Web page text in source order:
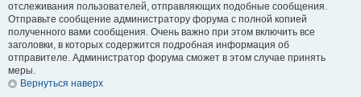
отслеживания пользователей, отправляющих подобные сообщения.
Отправьте сообщение администратору форума с полной копией
полученного вами сообщения. Очень важно при этом включить все
заголовки, в которых содержится подробная информация об
отправителе. Администратор форума сможет в этом случае принять
меры.
Вернуться наверх